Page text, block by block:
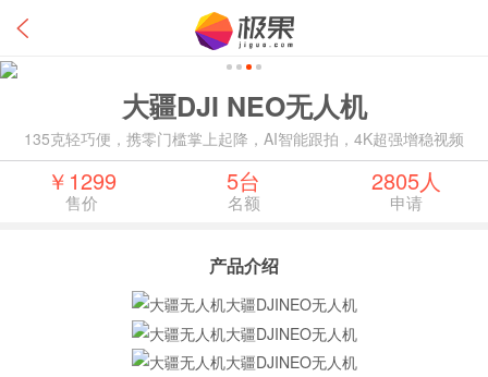
大疆DJI NEO无人机
135克轻巧便，携零门槛掌上起降，AI智能跟拍，4K超强增稳视频
￥1299
售价
5台
名额
2805人
申请
产品介绍